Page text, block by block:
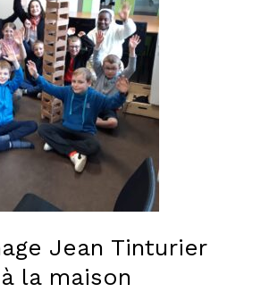
Jean Tinturier
la maison